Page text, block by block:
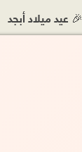
🎉 عيد ميلاد أبجد